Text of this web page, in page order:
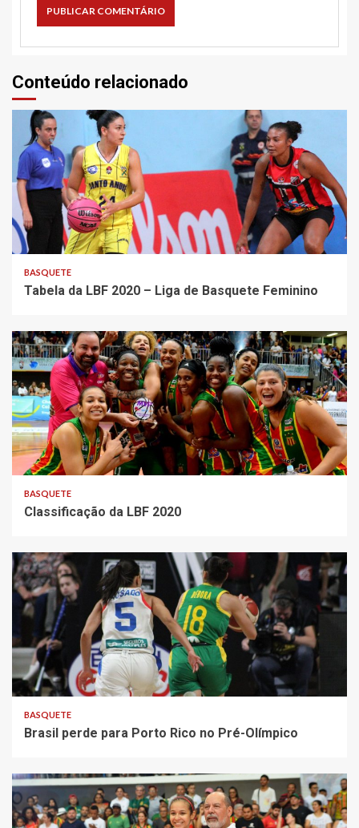
Conteúdo relacionado
BASQUETE
Tabela da LBF 2020 – Liga de Basquete Feminino
BASQUETE
Classificação da LBF 2020
BASQUETE
Brasil perde para Porto Rico no Pré-Olímpico